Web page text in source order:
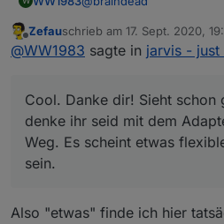
Cool. Danke dir! Sieht
denke ihr seid mit dem
Offline
Zefauschrieb am 17. Sept. 2020,
zuletzt editiert von
@WW1983 sagte in jarvis - just
Cool. Danke dir! Sieht schon
denke ihr seid mit dem
Weg. Es scheint etwas
sein.
Also "etwas" finde ich hier